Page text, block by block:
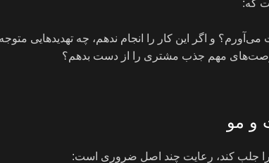
که:
و اگر این کار را انجام ندهم، چه تهدیدهایی
مهم جذب مشتری را از دست بدهم؟
و مو
را جلب کند، رعایت چند اصل ضروری است: